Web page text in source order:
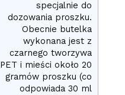
specjalnie do
dozowania proszku.
Obecnie butelka
wykonana jest z
czarnego tworzywa
PET i mieści około 20
gramów proszku (co
odpowiada 30 ml